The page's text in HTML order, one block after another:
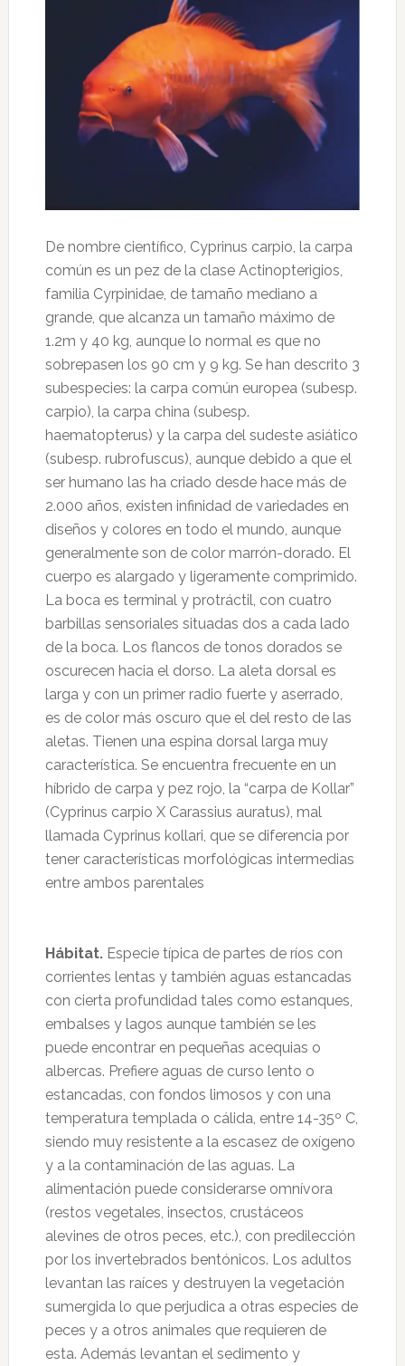
De nombre científico, Cyprinus carpio, la carpa
común es un pez de la clase Actinopterigios,
familia Cyrpinidae, de tamaño mediano a
grande, que alcanza un tamaño máximo de
1.2m y 40 kg, aunque lo normal es que no
sobrepasen los 90 cm y 9 kg. Se han descrito 3
subespecies: la carpa común europea (subesp.
carpio), la carpa china (subesp.
haematopterus) y la carpa del sudeste asiático
(subesp. rubrofuscus), aunque debido a que el
ser humano las ha criado desde hace más de
2.000 años, existen infinidad de variedades en
diseños y colores en todo el mundo, aunque
generalmente son de color marrón-dorado. El
cuerpo es alargado y ligeramente comprimido.
La boca es terminal y protráctil, con cuatro
barbillas sensoriales situadas dos a cada lado
de la boca. Los flancos de tonos dorados se
oscurecen hacia el dorso. La aleta dorsal es
larga y con un primer radio fuerte y aserrado,
es de color más oscuro que el del resto de las
aletas. Tienen una espina dorsal larga muy
característica. Se encuentra frecuente en un
híbrido de carpa y pez rojo, la “carpa de Kollar”
(Cyprinus carpio X Carassius auratus), mal
llamada Cyprinus kollari, que se diferencia por
tener características morfológicas intermedias
entre ambos parentales
Hábitat.Especie típica de partes de ríos con
corrientes lentas y también aguas estancadas
con cierta profundidad tales como estanques,
embalses y lagos aunque también se les
puede encontrar en pequeñas acequias o
albercas. Prefiere aguas de curso lento o
estancadas, con fondos limosos y con una
temperatura templada o cálida, entre 14-35º C,
siendo muy resistente a la escasez de oxígeno
y a la contaminación de las aguas. La
alimentación puede considerarse omnívora
(restos vegetales, insectos, crustáceos
alevines de otros peces, etc.), con predilección
por los invertebrados bentónicos. Los adultos
levantan las raíces y destruyen la vegetación
sumergida lo que perjudica a otras especies de
peces y a otros animales que requieren de
esta. Además levantan el sedimento y